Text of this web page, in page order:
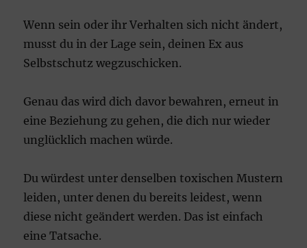
Wenn sein oder ihr Verhalten sich nicht ändert,
musst du in der Lage sein, deinen Ex aus
Selbstschutz wegzuschicken.
Genau das wird dich davor bewahren, erneut in
eine Beziehung zu gehen, die dich nur wieder
unglücklich machen würde.
Du würdest unter denselben toxischen Mustern
leiden, unter denen du bereits leidest, wenn
diese nicht geändert werden. Das ist einfach
eine Tatsache.